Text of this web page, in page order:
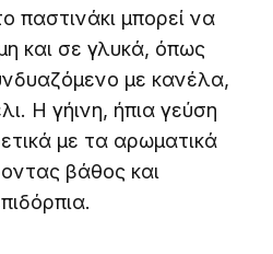
παστινάκι μπορεί να
και σε γλυκά, όπως
με κανέλα,
Η γήινη, ήπια γεύση
με τα αρωματικά
βάθος και